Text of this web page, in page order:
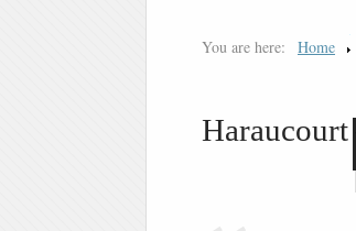
You are here: Home